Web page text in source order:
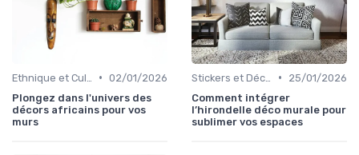
• 02/01/2026
Plongez dans l'univers des
décors africains pour vos
murs
•
25/01/2026
Comment intégrer
l’hirondelle déco murale pour
sublimer vos espaces